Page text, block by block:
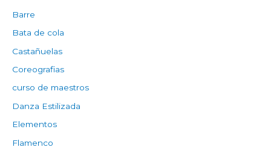
Barre
Bata de cola
Castañuelas
Coreografias
curso de maestros
Danza Estilizada
Elementos
Flamenco